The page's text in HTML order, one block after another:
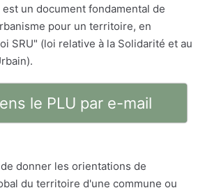
un document fondamental de
pour un territoire, en
SRU" (loi relative à la Solidarité et au
le PLU par e-mail
donner les orientations de
du territoire d'une commune ou